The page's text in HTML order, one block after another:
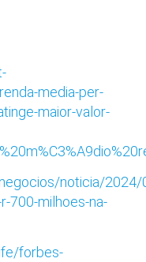
media-per-
maior-valor-
noticia/2024/
700-milhoes-na-
forbes-